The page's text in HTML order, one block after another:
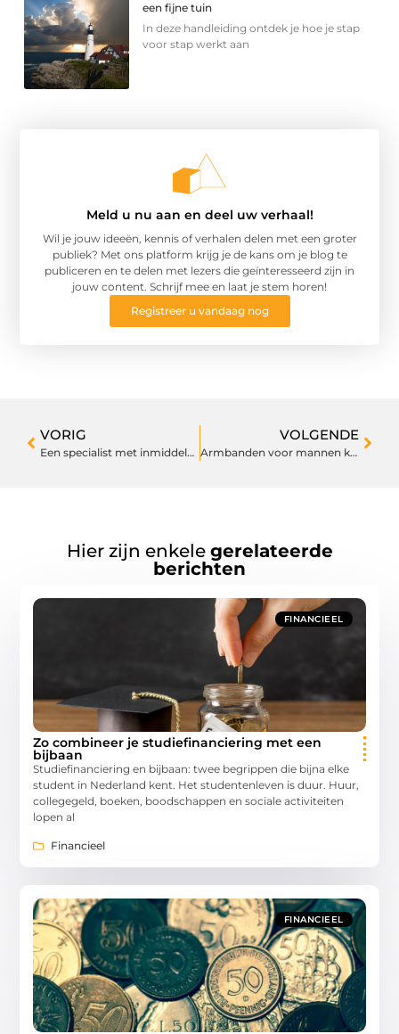
een fijne tuin
In deze handleiding ontdek je hoe je stap
voor stap werkt aan
Meld u nu aan en deel uw verhaal!
Wil je jouw ideeën, kennis of verhalen delen met een groter
publiek? Met ons platform krijg je de kans om je blog te
publiceren en te delen met lezers die geïnteresseerd zijn in
jouw content. Schrijf mee en laat je stem horen!
Registreer u vandaag nog
VORIG
Een specialist met inmiddels meer dan 10 jaar ervaring.
VOLGENDE
Armbanden voor mannen kiezen
Hier zijn enkele gerelateerde
berichten
FINANCIEEL
Zo combineer je studiefinanciering met een
bijbaan
Studiefinanciering en bijbaan: twee begrippen die bijna elke
student in Nederland kent. Het studentenleven is duur. Huur,
collegegeld, boeken, boodschappen en sociale activiteiten
lopen al
Financieel
FINANCIEEL